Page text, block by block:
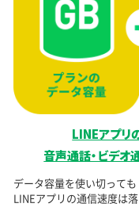
LINEアプリ
音声通話・ビデオ
データ容量を使い切って
LINEアプリの通信速度は